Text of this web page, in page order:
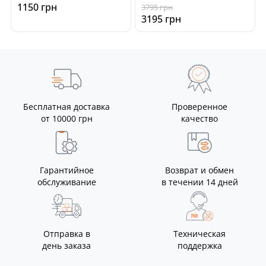
1150 грн 3795 грн
3195 грн
Бесплатная доставка
от 10000 грн
Проверенное
качество
Гарантийное
обслуживание
Возврат и обмен
в течении 14 дней
Отправка в
день заказа
Техническая
поддержка